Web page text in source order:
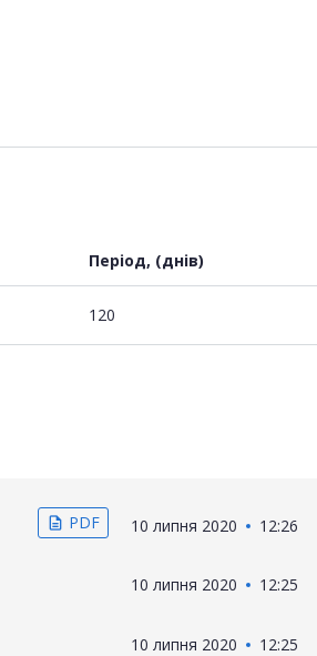
Період, (днів)
120
description PDF 10 липня 2020 12:26
10 липня 2020 12:25
10 липня 2020 12:25